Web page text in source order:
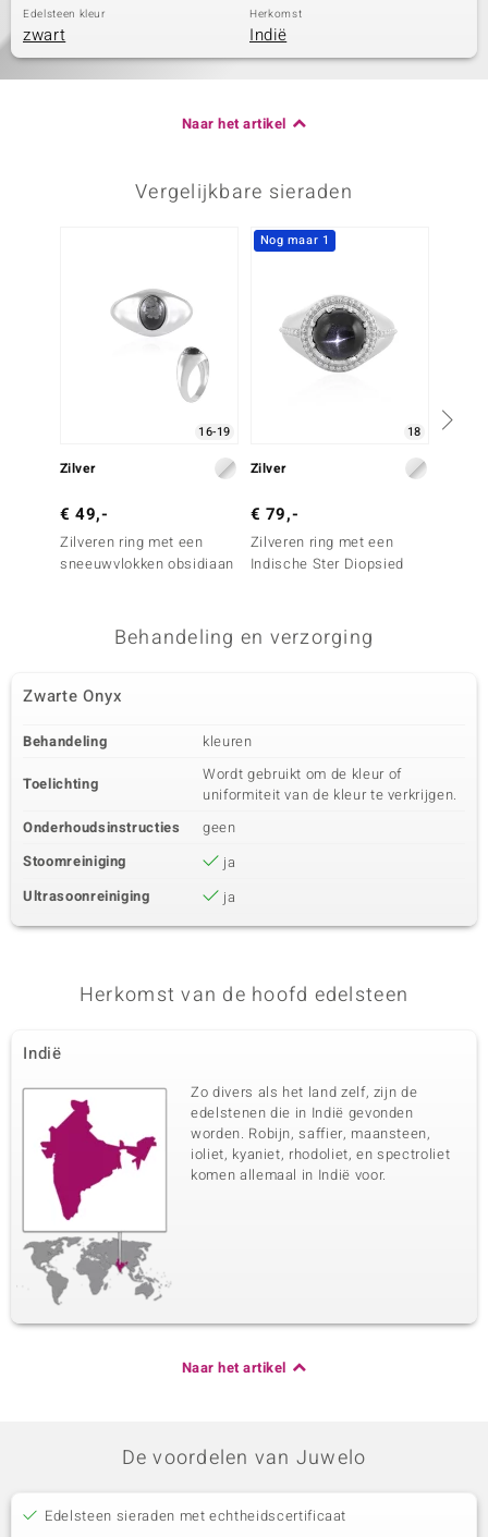
Edelsteen kleur
zwart
Herkomst
Indië
Naar het artikel
Vergelijkbare sieraden
16-19
Zilver
€ 49,-
Zilveren ring met een
sneeuwvlokken obsidiaan
Nog maar 1
18
Zilver
€ 79,-
Zilveren ring met een
Indische Ster Diopsied
Behandeling en verzorging
Zwarte Onyx
Behandeling kleuren
Toelichting
Wordt gebruikt om de kleur of
uniformiteit van de kleur te verkrijgen.
Onderhoudsinstructies
geen
Stoomreiniging
ja
Ultrasoonreiniging
ja
Herkomst van de hoofd edelsteen
Indië
Zo divers als het land zelf, zijn de
edelstenen die in Indië gevonden
worden. Robijn, saffier, maansteen,
ioliet, kyaniet, rhodoliet, en spectroliet
komen allemaal in Indië voor.
Naar het artikel
De voordelen van Juwelo
Edelsteen sieraden met echtheidscertificaat